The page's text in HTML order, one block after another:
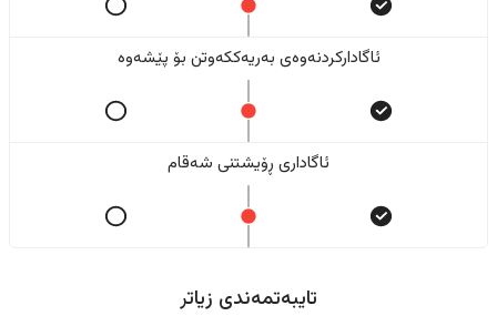
ئاگادارکردنەوەی بەریەککەوتن بۆ پێشەوە
ئاگاداری ڕۆیشتنی شەقام
تایبەتمەندی زیاتر